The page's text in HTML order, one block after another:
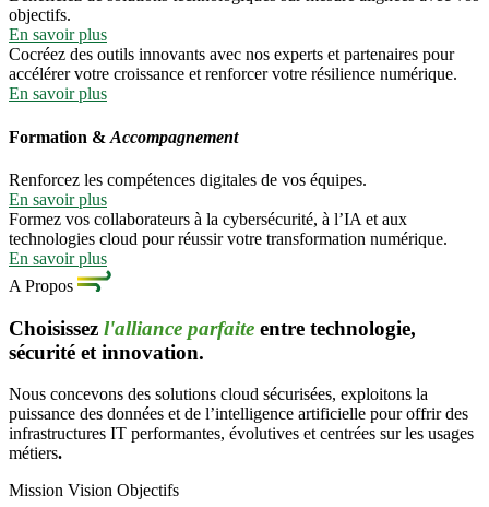
objectifs.
En savoir plus
Cocréez des outils innovants avec nos experts et partenaires pour
accélérer votre croissance et renforcer votre résilience numérique.
En savoir plus
Formation & Accompagnement
Renforcez les compétences digitales de vos équipes.
En savoir plus
Formez vos collaborateurs à la cybersécurité, à l’IA et aux
technologies cloud pour réussir votre transformation numérique.
En savoir plus
A Propos
Choisissez l'alliance parfaite entre technologie,
sécurité et innovation.
Nous concevons des solutions cloud sécurisées, exploitons la
puissance des données et de l’intelligence artificielle pour offrir des
infrastructures IT performantes, évolutives et centrées sur les usages
métiers.
Mission Vision Objectifs